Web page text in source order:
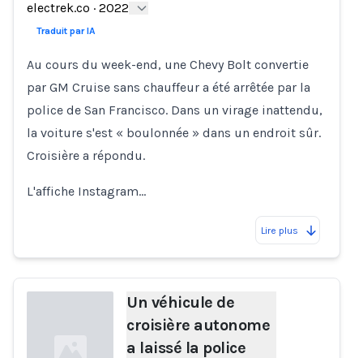
Loading...
electrek.co · 2022
Traduit par IA
Au cours du week-end, une Chevy Bolt convertie
par GM Cruise sans chauffeur a été arrêtée par la
police de San Francisco. Dans un virage inattendu,
la voiture s'est « boulonnée » dans un endroit sûr.
Croisière a répondu.
L'affiche Instagram…
Lire plus
Un véhicule de
croisière autonome
a laissé la police